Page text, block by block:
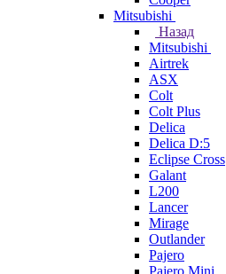
Mitsubishi
Назад
Mitsubishi
Airtrek
ASX
Colt
Colt Plus
Delica
Delica D:5
Eclipse Cross
Galant
L200
Lancer
Mirage
Outlander
Pajero
Pajero Mini